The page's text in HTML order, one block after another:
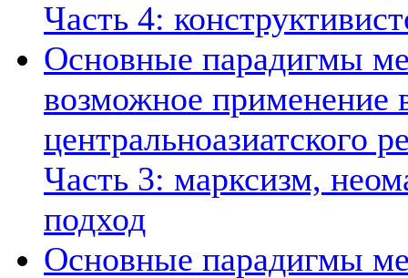
Часть 4:
Основные парадигмы
возможное применение
центральноазиатского
Часть 3: марксизм,
подход
Основные парадигмы